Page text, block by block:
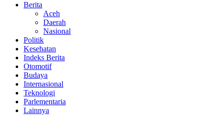
Berita
Aceh
Daerah
Nasional
Politik
Kesehatan
Indeks Berita
Otomotif
Budaya
Internasional
Teknologi
Parlementaria
Lainnya